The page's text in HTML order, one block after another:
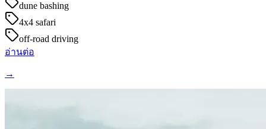
dune bashing
4x4 safari
off-road driving
อ่านต่อ
→